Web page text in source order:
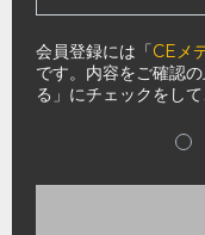
会員登録には「CEメ
です。内容をご確認
る」にチェックをし